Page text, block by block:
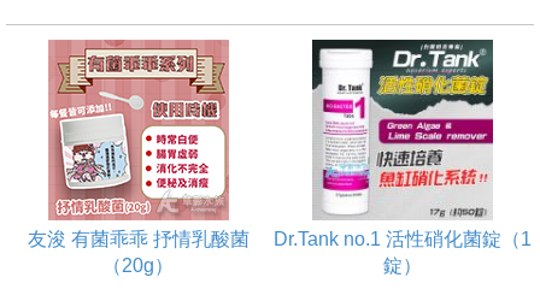
友浚 有菌乖乖 抒情乳酸菌
（20g）
Dr.Tank no.1 活性硝化菌錠（1
錠）